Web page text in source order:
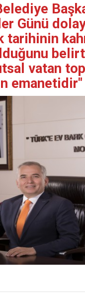
Günü
tarihinin
vatan